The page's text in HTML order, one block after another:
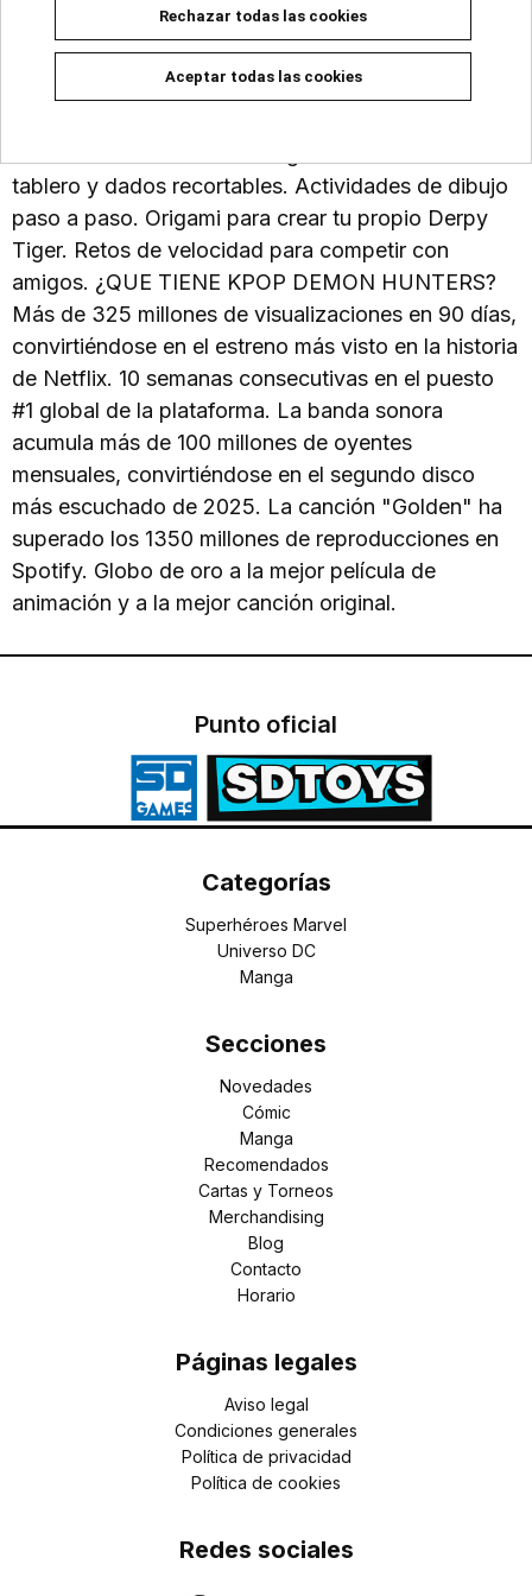
dobles para competir con amigos. Crucigramas
para poner a prueba tus conocimiento sobre el
universo KPop. Juegos de memoria con cartas
tablero y dados recortables. Actividades de dibujo
paso a paso. Origami para crear tu propio Derpy
Tiger. Retos de velocidad para competir con
amigos. ¿QUE TIENE KPOP DEMON HUNTERS?
Más de 325 millones de visualizaciones en 90 días,
convirtiéndose en el estreno más visto en la historia
de Netflix. 10 semanas consecutivas en el puesto
#1 global de la plataforma. La banda sonora
acumula más de 100 millones de oyentes
mensuales, convirtiéndose en el segundo disco
más escuchado de 2025. La canción "Golden" ha
superado los 1350 millones de reproducciones en
Spotify. Globo de oro a la mejor película de
animación y a la mejor canción original.
Punto oficial
Categorías
Superhéroes Marvel
Universo DC
Manga
Secciones
Novedades
Cómic
Manga
Recomendados
Cartas y Torneos
Merchandising
Blog
Contacto
Horario
Páginas legales
Aviso legal
Condiciones generales
Política de privacidad
Política de cookies
Redes sociales
Rechazar todas las cookies
Aceptar todas las cookies